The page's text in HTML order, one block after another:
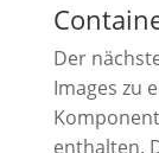
Der
Images zu
enthalten.